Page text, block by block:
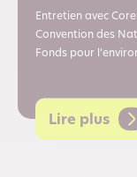
Entretien avec
Convention des
Fonds pour
Lire plus